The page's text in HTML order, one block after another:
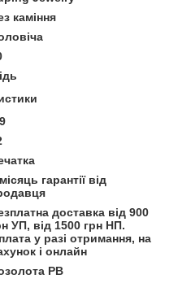
каміння
гарантії від
доставка від 900
УП, від 1500 грн НП.
у разі отримання, на
і онлайн
РВ